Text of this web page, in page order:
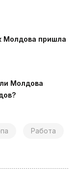
Молдова пришла
Молдова
Работа